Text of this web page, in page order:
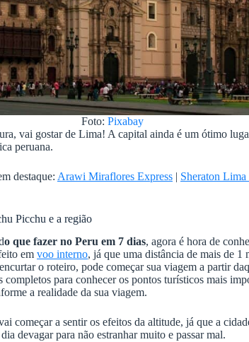
Foto:Pixabay
vai gostar de Lima! A capital ainda é um ótimo
peruana.
destaque: Arawi Miraflores Express | Sheraton
Picchu e a região
o que fazer no Peru em 7 dias, agora é hora de
em voo interno, já que uma distância de mais de 1
o roteiro, pode começar sua viagem a partir
para conhecer os pontos turísticos mais
a realidade da sua viagem.
começar a sentir os efeitos da altitude, já que a
devagar para não estranhar muito e passar mal.